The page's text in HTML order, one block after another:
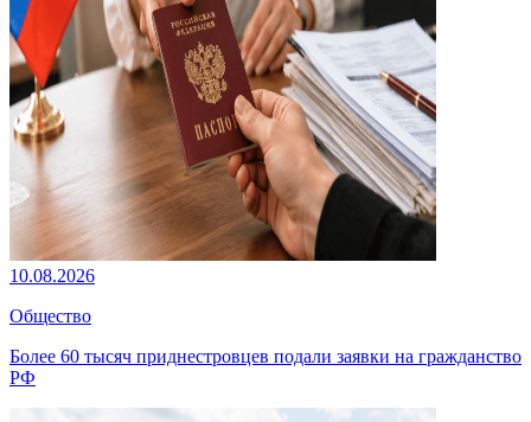
10.08.2026
Общество
Более 60 тысяч приднестровцев подали заявки на гражданство
РФ